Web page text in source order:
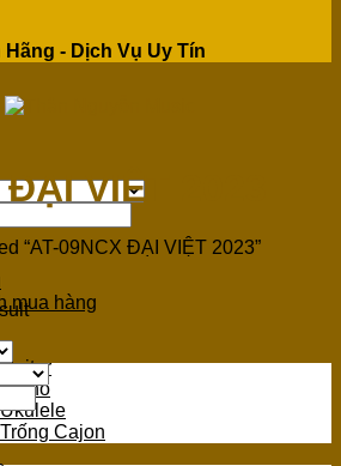
Hãng - Dịch Vụ Uy Tín
mua hàng
Cajon
ĐẠI VIỆT 2023
“AT-09NCX ĐẠI VIỆT 2023”